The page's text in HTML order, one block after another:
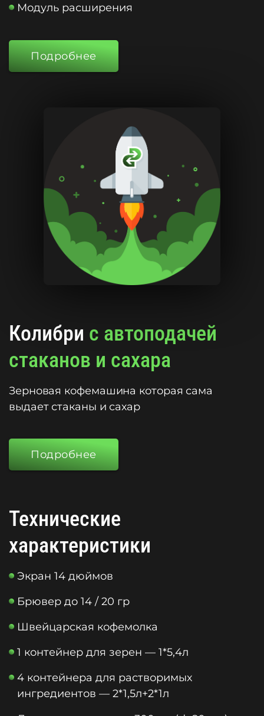
Модуль расширения
Подробнее
Колибри с автоподачей
стаканов и сахара
Зерновая кофемашина которая сама
выдает стаканы и сахар
Подробнее
Технические
характеристики
Экран 14 дюймов
Брювер до 14 / 20 гр
Швейцарская кофемолка
1 контейнер для зерен — 1*5,4л
4 контейнера для растворимых
ингредиентов — 2*1,5л+2*1л